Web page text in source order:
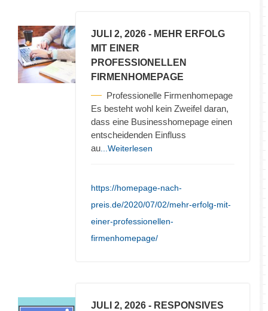
JULI 2, 2026 - MEHR ERFOLG
MIT EINER
PROFESSIONELLEN
FIRMENHOMEPAGE
Professionelle Firmenhomepage
Es besteht wohl kein Zweifel daran,
dass eine Businesshomepage einen
entscheidenden Einfluss
au ...Weiterlesen
https://homepage-nach-
preis.de/2020/07/02/mehr-erfolg-mit-
einer-professionellen-
firmenhomepage/
JULI 2, 2026 - RESPONSIVES